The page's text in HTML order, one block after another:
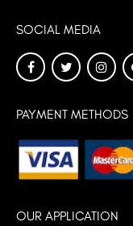
SOCIAL MEDIA
PAYMENT METHODS
OUR APPLICATION